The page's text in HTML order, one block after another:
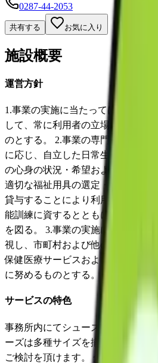
0287-44-2053
共有する お気に入り
施設概要
運営方針
1.事業の実施に当たっては、利用
して、常に利用者の立場に立った
のとする。 2.事業の専門相談員は
に応じ、自立した日常生活を営む
の心身の状況・希望およびそのお
適切な福祉用具の選定・取付け・
貸与することにより利用者の日常
能訓練に資するとともに、利用者
を図る。 3.事業の実施に当たって
視し、市町村および他の居宅サー
保健医療サービスおよび福祉サー
に努めるものとする。
サービスの特色
事務所内にてシューズ、杖なども
ーズは多種サイズを揃えています
ご検討を頂けます。 介護保険での